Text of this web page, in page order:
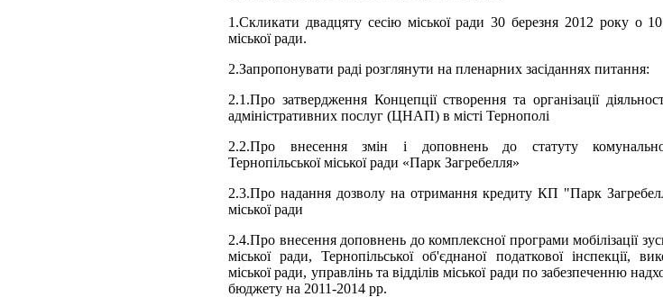
1.Скликати двадцяту сесію міської ради 30 березня 2012 року о
міської ради.
2.Запропонувати раді розглянути на пленарних засіданнях питання:
2.1.Про затвердження Концепції створення та організації
адміністративних послуг (ЦНАП) в місті Тернополі
2.2.Про внесення змін і доповнень до статуту
Тернопільської міської ради «Парк Загребелля»
2.3.Про надання дозволу на отримання кредиту КП "Парк
міської ради
2.4.Про внесення доповнень до комплексної програми мобілізації
міської ради, Тернопільської об'єднаної податкової інспекції,
міської ради, управлінь та відділів міської ради по забезпеченню
бюджету на 2011-2014 рр.